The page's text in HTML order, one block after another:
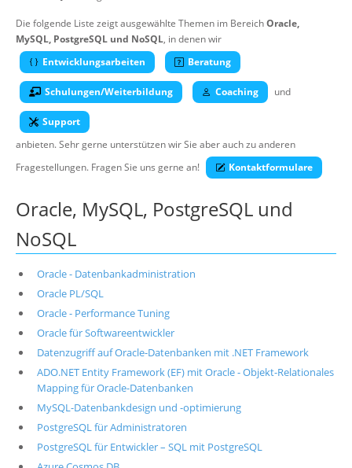
Suche
Die folgende Liste zeigt ausgewählte Themen im BereichOracle,
MySQL, PostgreSQL und NoSQL, in denen wir
Entwicklungsarbeiten
Beratung
Schulungen/Weiterbildung Coaching und
Support
anbieten. Sehr gerne unterstützen wir Sie aber auch zu anderen
Fragestellungen. Fragen Sie uns gerne an!
Kontaktformulare
Oracle, MySQL, PostgreSQL und
NoSQL
Oracle - Datenbankadministration
Oracle PL/SQL
Oracle - Performance Tuning
Oracle für Softwareentwickler
Datenzugriff auf Oracle-Datenbanken mit .NET Framework
ADO.NET Entity Framework (EF) mit Oracle - Objekt-Relationales
Mapping für Oracle-Datenbanken
MySQL-Datenbankdesign und -optimierung
PostgreSQL für Administratoren
PostgreSQL für Entwickler – SQL mit PostgreSQL